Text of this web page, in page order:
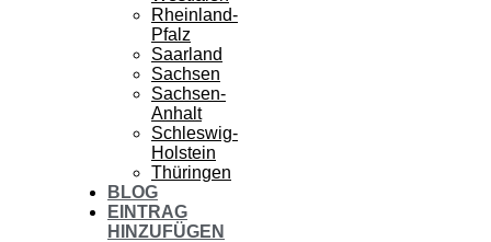
Rheinland-
Pfalz
Saarland
Sachsen
Sachsen-
Anhalt
Schleswig-
Holstein
Thüringen
BLOG
EINTRAG
HINZUFÜGEN